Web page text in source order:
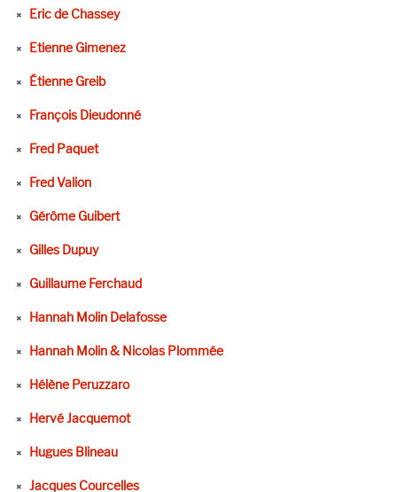
Eric de Chassey
Etienne Gimenez
Étienne Greib
François Dieudonné
Fred Paquet
Fred Valion
Gérôme Guibert
Gilles Dupuy
Guillaume Ferchaud
Hannah Molin Delafosse
Hannah Molin & Nicolas Plommée
Hélène Peruzzaro
Hervé Jacquemot
Hugues Blineau
Jacques Courcelles